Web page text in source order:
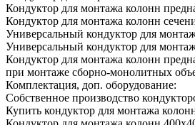
Кондуктор для монтажа колонн
Кондуктор для монтажа колонн
Универсальный кондуктор для
Универсальный кондуктор для
Кондуктор для монтажа колонн
при монтаже сборно-монолитных
Комплектация, доп. оборудование:
Собственное производство
Купить кондуктор для монтажа